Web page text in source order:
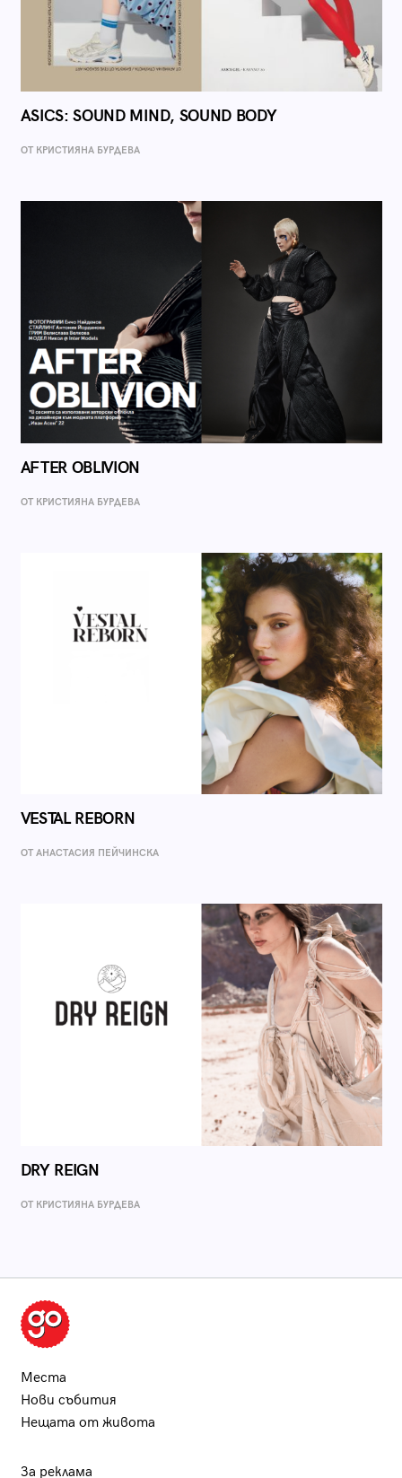
ASICS: SOUND MIND, SOUND BODY
ОТ КРИСТИЯНА БУРДЕВА
AFTER OBLIVION
ОТ КРИСТИЯНА БУРДЕВА
VESTAL REBORN
ОТ AНАСТАСИЯ ПЕЙЧИНСКА
DRY REIGN
ОТ КРИСТИЯНА БУРДЕВА
Места
Нови събития
Нещата от живота
За реклама